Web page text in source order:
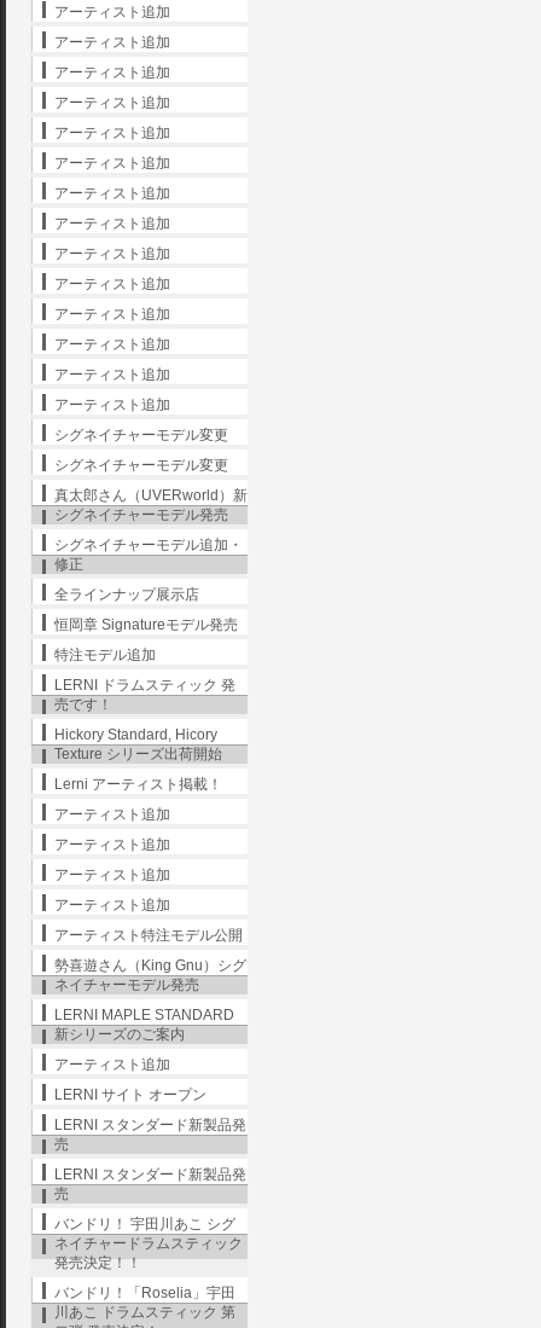
アーティスト追加
アーティスト追加
アーティスト追加
アーティスト追加
アーティスト追加
アーティスト追加
アーティスト追加
アーティスト追加
アーティスト追加
アーティスト追加
アーティスト追加
アーティスト追加
アーティスト追加
アーティスト追加
シグネイチャーモデル変更
シグネイチャーモデル変更
真太郎さん（UVERworld）新
シグネイチャーモデル発売
シグネイチャーモデル追加・
修正
全ラインナップ展示店
恒岡章 Signatureモデル発売
特注モデル追加
LERNI ドラムスティック 発
売です！
Hickory Standard, Hicory
Texture シリーズ出荷開始
Lerni アーティスト掲載！
アーティスト追加
アーティスト追加
アーティスト追加
アーティスト追加
アーティスト特注モデル公開
勢喜遊さん（King Gnu）シグ
ネイチャーモデル発売
LERNI MAPLE STANDARD
新シリーズのご案内
アーティスト追加
LERNI サイト オープン
LERNI スタンダード新製品発
売
LERNI スタンダード新製品発
売
バンドリ！ 宇田川あこ シグ
ネイチャードラムスティック
発売決定！！
バンドリ！「Roselia」宇田
川あこ ドラムスティック 第